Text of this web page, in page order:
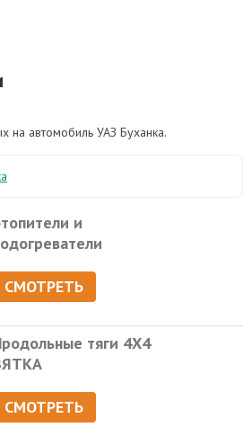
на автомобиль УАЗ Буханка.
и
СМОТРЕТЬ
тяги 4Х4
СМОТРЕТЬ